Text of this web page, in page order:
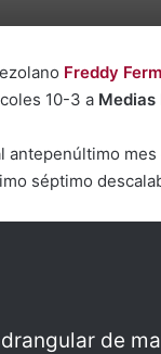
Freddy
10-3 a Medias
séptimo
de